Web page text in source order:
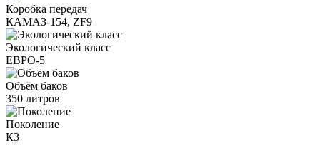
Коробка передач
КАМАЗ-154, ZF9
Экологический класс
ЕВРО-5
Объём баков
350 литров
Поколение
К3